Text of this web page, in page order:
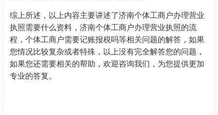
综上所述，以上内容主要讲述了济南个体工商户办理营业
执照需要什么资料，济南个体工商户办理营业执照的流
程，个体工商户需要记账报税吗等相关问题的解答，如果
您情况比较复杂或者特殊，以上没有完全解答您的问题，
如果您还需要相关的帮助，欢迎咨询我们，为您提供更加
专业的答复。